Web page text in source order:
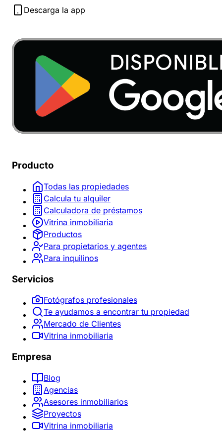
Descarga la app
Producto
Todas las propiedades
Calcula tu alquiler
Calculadora de préstamos
Vitrina inmobiliaria
Productos
Para propietarios y agentes
Para inquilinos
Servicios
Fotógrafos profesionales
Te ayudamos a encontrar tu propiedad
Mercado de Clientes
Vitrina inmobiliaria
Empresa
Blog
Agencias
Asesores inmobiliarios
Proyectos
Vitrina inmobiliaria